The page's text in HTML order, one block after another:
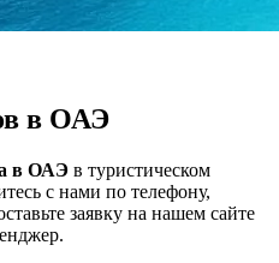
в ОАЭ
в ОАЭ в туристическом
с нами по телефону,
заявку на нашем сайте